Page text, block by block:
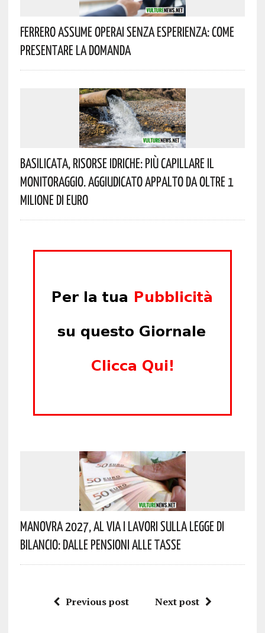
Ferrero Assume Operai Senza Esperienza: Come
Presentare La Domanda
Basilicata, Risorse Idriche: Più Capillare Il
Monitoraggio. Aggiudicato Appalto Da Oltre 1
Milione Di Euro
Manovra 2027, Al Via I Lavori Sulla Legge Di
Bilancio: Dalle Pensioni Alle Tasse
Previous post Next post